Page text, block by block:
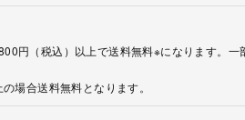
円（税込）以上で送料無料※になります。一
場合送料無料となります。